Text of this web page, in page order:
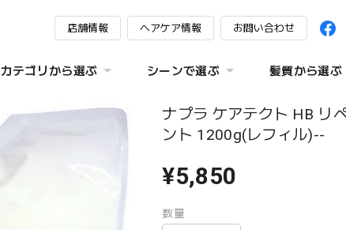
店舗情報 ヘアケア情報 お問い合わせ
カテゴリから選ぶ シーンで選ぶ 髪質から選ぶ
ナプラ ケアテクト HB リ
ント 1200g(レフィル)--
¥5,850
数量